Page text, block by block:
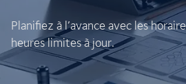
Planifiez à l’avance avec les
heures limites à jour.